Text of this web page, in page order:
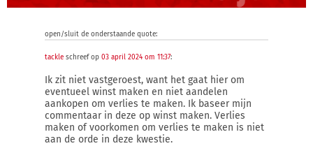
open/sluit de onderstaande quote:
tackle schreef op 03 april 2024 om 11:37:
Ik zit niet vastgeroest, want het gaat hier om
eventueel winst maken en niet aandelen
aankopen om verlies te maken. Ik baseer mijn
commentaar in deze op winst maken. Verlies
maken of voorkomen om verlies te maken is niet
aan de orde in deze kwestie.